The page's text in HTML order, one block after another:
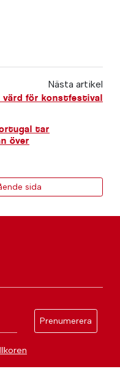
Nästa artikel
för konstfestival
tar
över
sida
Prenumerera